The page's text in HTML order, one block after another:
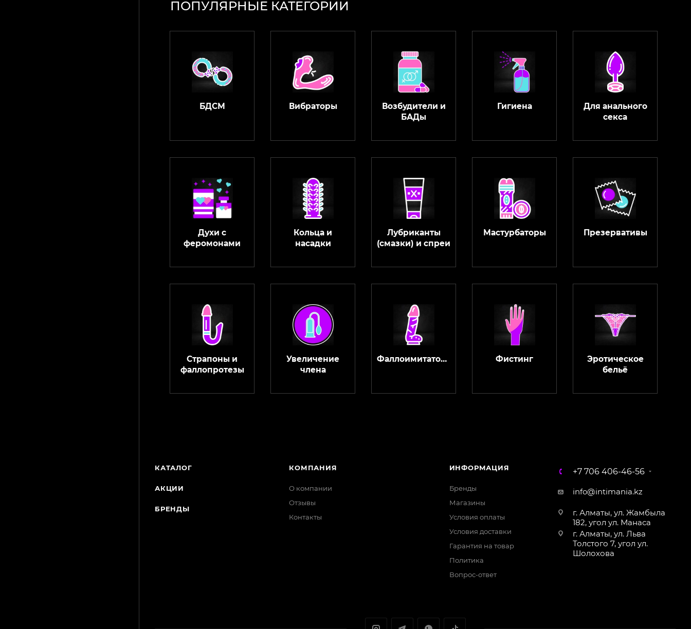
ПОПУЛЯРНЫЕ КАТЕГОРИИ
БДСМ Вибраторы
Возбудители и
БАДы
Гигиена
Для анального
секса
Духи с
феромонами
Кольца и
насадки
Лубриканты
(смазки) и спреи
Мастурбаторы Презервативы
Страпоны и
фаллопротезы
Увеличение
члена
Фаллоимитаторы Фистинг
Эротическое
бельё
КАТАЛОГ
АКЦИИ
БРЕНДЫ
КОМПАНИЯ
О компании
Отзывы
Контакты
ИНФОРМАЦИЯ
Бренды
Магазины
Условия оплаты
Условия доставки
Гарантия на товар
Политика
Вопрос-ответ
+7 706 406-46-56
info@intimania.kz
г. Алматы, ул. Жамбыла
182, угол ул. Манаса
г. Алматы, ул. Льва
Толстого 7, угол ул.
Шолохова